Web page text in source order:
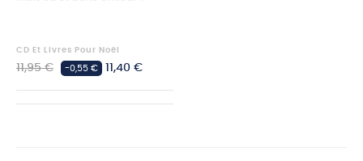
CD Et Livres Pour Noël
Prix
11,95 € -0,55 € Prix
11,40 €